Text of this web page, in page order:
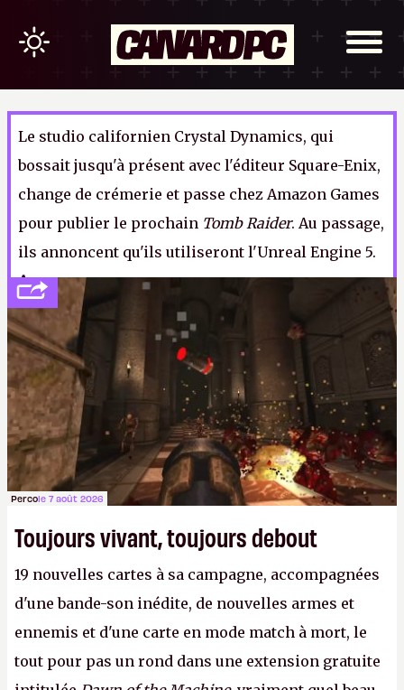
Le studio californien Crystal Dynamics, qui
bossait jusqu'à présent avec l'éditeur Square-Enix,
change de crémerie et passe chez Amazon Games
pour publier le prochain Tomb Raider. Au passage,
ils annoncent qu'ils utiliseront l'Unreal Engine 5.
A.
Percole 7 août 2026
Toujours vivant, toujours debout
19 nouvelles cartes à sa campagne, accompagnées
d'une bande-son inédite, de nouvelles armes et
ennemis et d'une carte en mode match à mort, le
tout pour pas un rond dans une extension gratuite